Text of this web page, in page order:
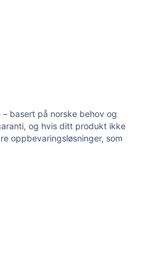
basert på norske behov og
og hvis ditt produkt ikke
oppbevaringsløsninger, som